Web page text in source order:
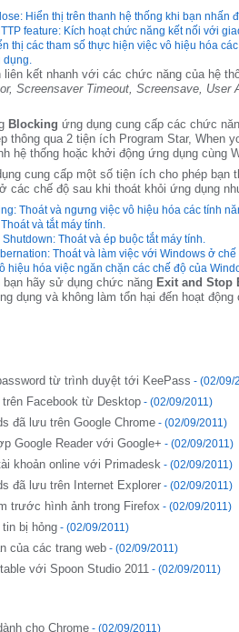
Hiển thị trên thanh hệ thống khi bạn nhấn
feature: Kích hoạt chức năng kết nối với
thị các tham số thực hiện việc vô hiệu hóa
dụng.
liên kết nhanh với các chức năng của hệ
Screensaver Timeout, Screensave, User
Blocking ứng dụng cung cấp các chức
thông qua 2 tiện ích Program Star, When
hệ thống hoặc khởi động ứng dụng cùng
cung cấp một số tiện ích cho phép
các chế độ sau khi thoát khỏi ứng dụng
Thoát và ngưng việc vô hiệu hóa các tính
và tắt máy tính.
Thoát và ép buộc tắt máy tính.
Thoát và làm việc với Windows ở
hiệu hóa việc ngăn chặn các chế độ của
bạn hãy sử dụng chức năng Exit and Stop
dụng và không làm tổn hại đến hoạt
từ trình duyệt tới KeePass - (02/09/
Facebook từ Desktop - (02/09/2011)
đã lưu trên Google Chrome - (02/09/2011)
Google Reader với Google+ - (02/09/2011)
khoản online với Primadesk - (02/09/2011)
đã lưu trên Internet Explorer - (02/09/2011)
trước hình ảnh trong Firefox - (02/09/2011)
bị hỏng - (02/09/2011)
của các trang web - (02/09/2011)
với Spoon Studio 2011 - (02/09/2011)
cho Chrome - (02/09/2011)